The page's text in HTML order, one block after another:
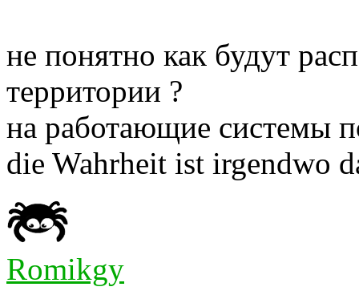
не понятно как будут
территории ?
на работающие системы
die Wahrheit ist irgendwo
Romikgy